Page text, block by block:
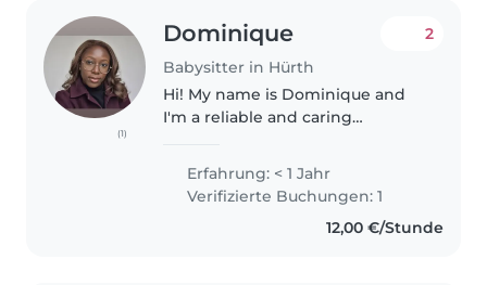
(1)
Dominique
Babysitter in Hürth
2
Hi! My name is Dominique and
I'm a reliable and caring
enjoy spending time with
children and helping them
learn, play, and feel safe. I am
patient, responsible,..
Erfahrung: < 1 Jahr
Verifizierte Buchungen: 1
12,00 €/Stunde